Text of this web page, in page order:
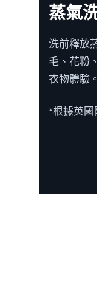
蒸氣
洗前釋放
毛、花粉
衣物體驗。​
*根據英國